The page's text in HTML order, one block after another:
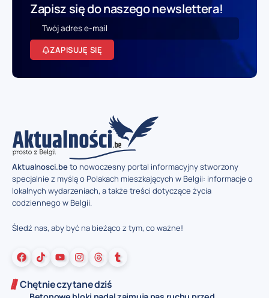
Zapisz się do naszego newslettera!
ZAPISUJĘ SIĘ
Aktualnosci.beto nowoczesny portal informacyjny stworzony
specjalnie z myślą o Polakach mieszkających w Belgii: informacje o
lokalnych wydarzeniach, a także treści dotyczące życia
codziennego w Belgii.
Śledź nas, aby być na bieżąco z tym, co ważne!
Chętnie czytane dziś